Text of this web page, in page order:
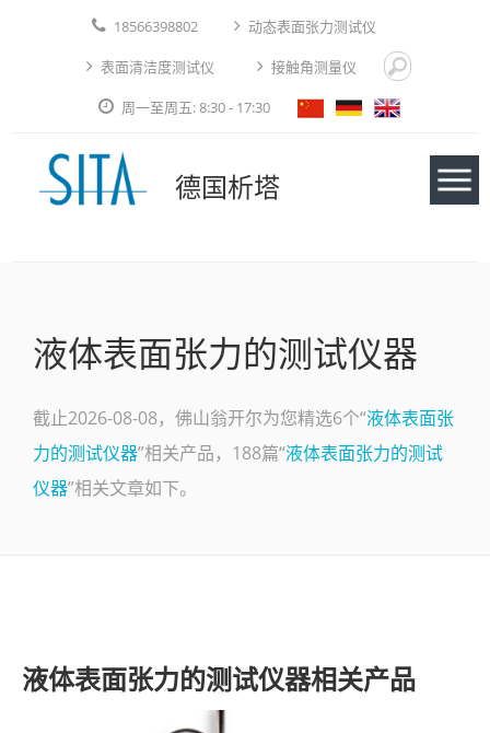
18566398802 动态表面张力测试仪
表面清洁度测试仪 接触角测量仪
周一至周五: 8:30 - 17:30
德国析塔
应用实例
技术论文
免费测试
液体表面张力的测试仪器
截止2026-08-08，佛山翁开尔为您精选6个“液体表面张
力的测试仪器”相关产品，188篇“液体表面张力的测试
仪器”相关文章如下。
液体表面张力的测试仪器相关产品